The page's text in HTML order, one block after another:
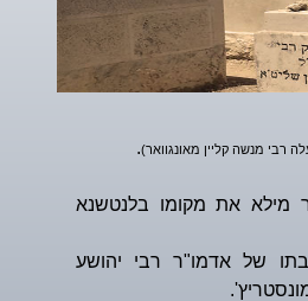
רבי מנשה קליין מאונגוואר).
מילא את מקומו בלנטשנא
של אדמו"ר רבי יהושע